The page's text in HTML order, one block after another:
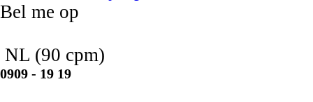
Bel me op
NL (90 cpm)
0909 - 19 19